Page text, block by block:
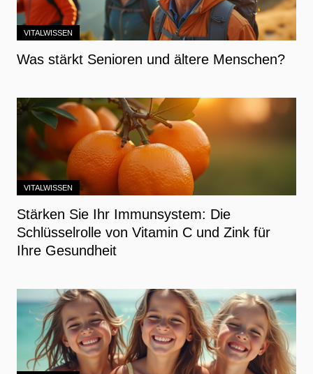
VITALWISSEN
Was stärkt Senioren und ältere Menschen?
VITALWISSEN
Stärken Sie Ihr Immunsystem: Die
Schlüsselrolle von Vitamin C und Zink für
Ihre Gesundheit